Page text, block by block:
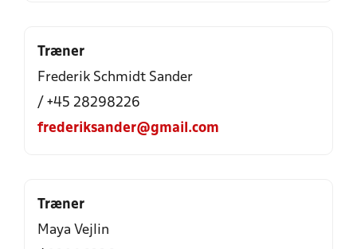
Træner
Frederik Schmidt Sander
/ +45 28298226
frederiksander@gmail.com
Træner
Maya Vejlin